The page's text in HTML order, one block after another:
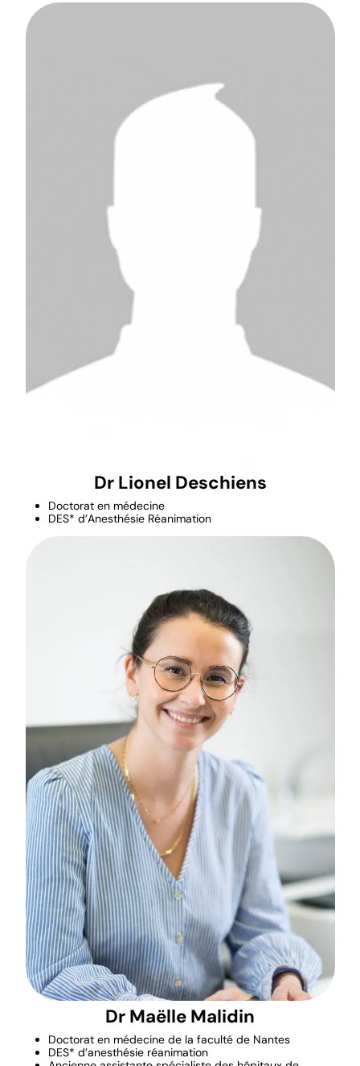
Dr Lionel Deschiens
Doctorat en médecine
DES* d’Anesthésie Réanimation
Dr Maëlle Malidin
Doctorat en médecine de la faculté de Nantes
DES* d’anesthésie réanimation